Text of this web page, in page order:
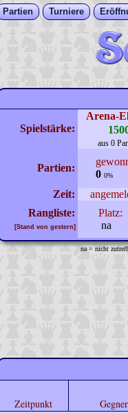
Partien Turniere
Spielstärke:
Arena-
aus 0
Partien:
0 0%
Zeit:
Rangliste:
[Stand von gestern]
Platz:
na
na = nicht
Zeitpunkt Gegner